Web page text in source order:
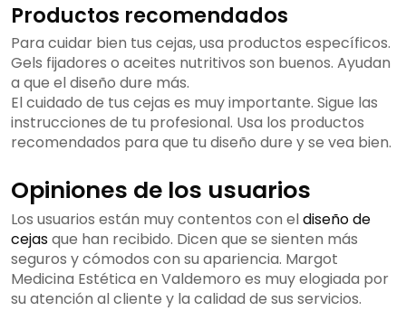
Productos recomendados
Para cuidar bien tus cejas, usa productos específicos.
Gels fijadores o aceites nutritivos son buenos. Ayudan
a que el diseño dure más.
El cuidado de tus cejas es muy importante. Sigue las
instrucciones de tu profesional. Usa los productos
recomendados para que tu diseño dure y se vea bien.
Opiniones de los usuarios
Los usuarios están muy contentos con eldiseño de
cejasque han recibido. Dicen que se sienten más
seguros y cómodos con su apariencia. Margot
Medicina Estética en Valdemoro es muy elogiada por
su atención al cliente y la calidad de sus servicios.